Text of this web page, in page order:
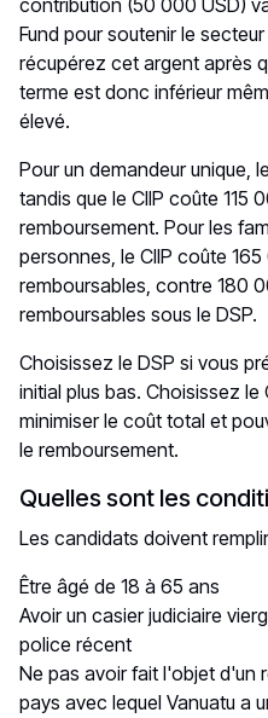
contribution (50 000 USD)
Fund pour soutenir le
récupérez cet argent après
terme est donc inférieur
élevé.
Pour un demandeur unique,
tandis que le CIIP coûte 115
remboursement. Pour les
personnes, le CIIP coûte
remboursables, contre 180
remboursables sous le DSP.
Choisissez le DSP si vous
initial plus bas. Choisissez le
minimiser le coût total et
le remboursement.
Quelles sont les
Les candidats doivent
Être âgé de 18 à 65 ans
Avoir un casier judiciaire
police récent
Ne pas avoir fait l'objet d'un
pays avec lequel Vanuatu a